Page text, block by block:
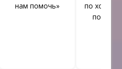
нам помочь»
по ходу